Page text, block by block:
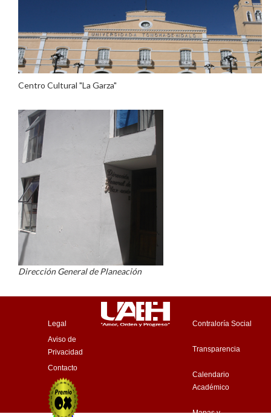
Centro Cultural "La Garza"
Dirección General de Planeación
Legal
Aviso de
Privacidad
Contacto
Contraloría Social
Transparencia
Calendario
Académico
Mapas y